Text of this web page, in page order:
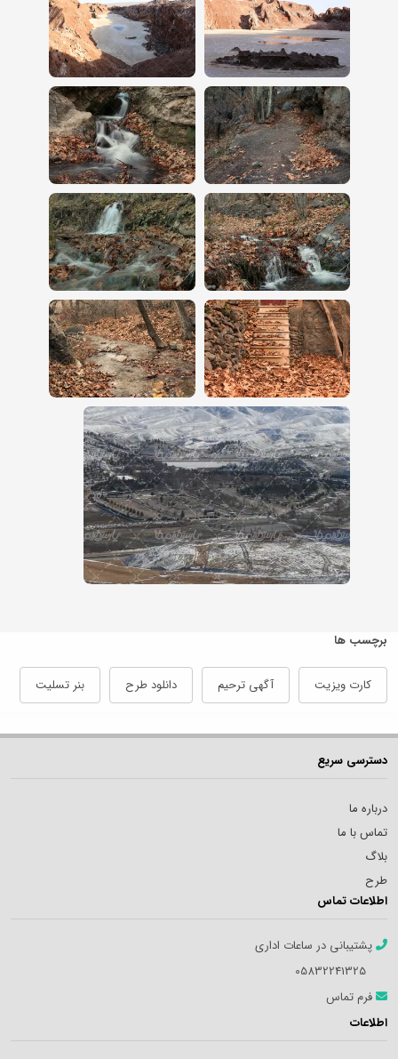
برچسب ها
کارت ویزیت آگهی ترحیم دانلود طرح بنر تسلیت
دسترسی سریع
درباره ما
تماس با ما
بلاگ
طرح
اطلاعات تماس
پشتیبانی در ساعات اداری
05832241325
فرم تماس
اطلاعات